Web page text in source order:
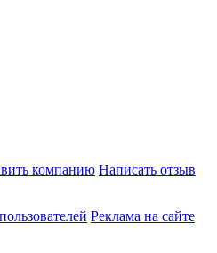
компанию Написать отзыв
Реклама на сайте